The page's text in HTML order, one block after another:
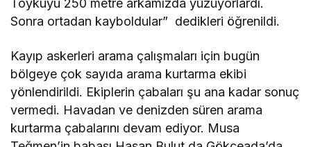
Toykuyu 250 metre arkamızda yüzüyorlardı.
Sonra ortadan kayboldular” dedikleri öğrenildi.
Kayıp askerleri arama çalışmaları için bugün
bölgeye çok sayıda arama kurtarma ekibi
yönlendirildi. Ekiplerin çabaları şu ana kadar sonuç
vermedi. Havadan ve denizden süren arama
kurtarma çabalarını devam ediyor. Musa